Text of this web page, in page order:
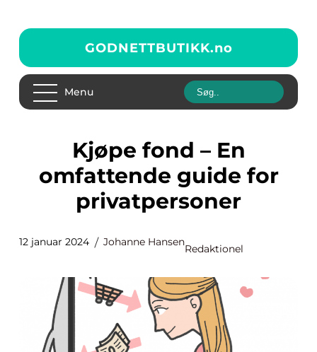
GODNETTBUTIKK.no
Menu
Kjøpe fond – En
omfattende guide for
privatpersoner
12 januar 2024 Johanne Hansen
Redaktionel